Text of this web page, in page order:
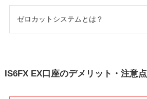
ゼロカットシステムとは？
IS6FX EX口座のデメリット・注意点